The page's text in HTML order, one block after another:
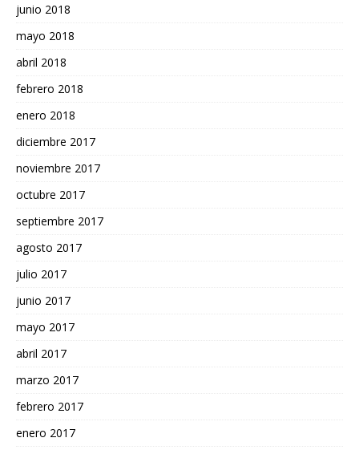
junio 2018
mayo 2018
abril 2018
febrero 2018
enero 2018
diciembre 2017
noviembre 2017
octubre 2017
septiembre 2017
agosto 2017
julio 2017
junio 2017
mayo 2017
abril 2017
marzo 2017
febrero 2017
enero 2017